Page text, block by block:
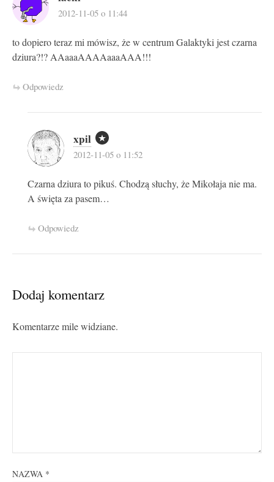
2012-11-05 o 11:44
to dopiero teraz mi mówisz, że w centrum Galaktyki jest czarna
dziura?!? AAaaaAAAAaaaAAA!!!
Odpowiedz
xpil
2012-11-05 o 11:52
Czarna dziura to pikuś. Chodzą słuchy, że Mikołaja nie ma.
A święta za pasem…
Odpowiedz
Dodaj komentarz
Komentarze mile widziane.
NAZWA *